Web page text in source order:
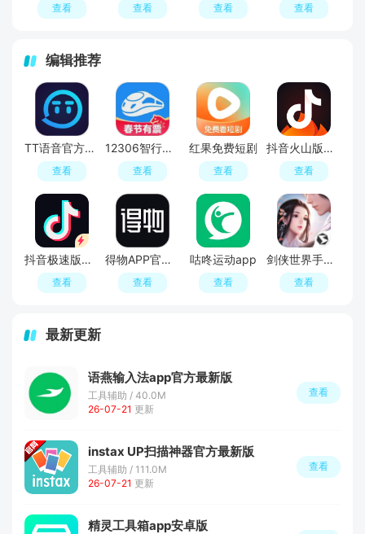
查看 查看 查看 查看
编辑推荐
TT语音官方正版
查看
12306智行火车票2026官方最新版
查看
红果免费短剧
查看
抖音火山版官方正版正规版
查看
抖音极速版最新版本官方版2026
查看
得物APP官方正版
查看
咕咚运动app
查看
剑侠世界手游免费最新版
查看
最新更新
语燕输入法app官方最新版
工具辅助 / 40.0M
26-07-21 更新
查看
instax UP扫描神器官方最新版
工具辅助 / 111.0M
26-07-21 更新
查看
精灵工具箱app安卓版